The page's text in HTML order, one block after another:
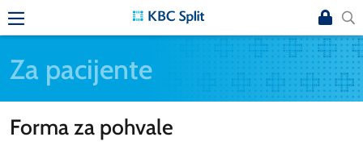
Za pacijente
Forma za pohvale